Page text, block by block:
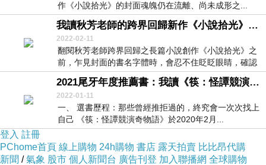
作《小說拾光》的封面魂魄仍在流離、尚未成形之...
我讀秋芳老師的跨界回歸新作《小說拾光》有感
2022-02-11
翻閱秋芳老師跨界回歸之長篇小說創作《小說拾光》之
前，乍見封面的書名字體時，會忍不住眨眨眼睛，確認
「小...
2021尾牙年度推薦書：我讀《筷：怪譚競演奇物語》
2022-01-11
一、 選書歷程：那些曾經推拒過的，終究會一次次找上
自己 《筷：怪譚競演奇物語》於2020年2月...
登入 註冊
PChome首頁 線上購物 24h購物 書店 露天拍賣 比比昂代購
新聞 /氣象 股市 個人新聞台 廣告刊登 加入聯播網 全球購物